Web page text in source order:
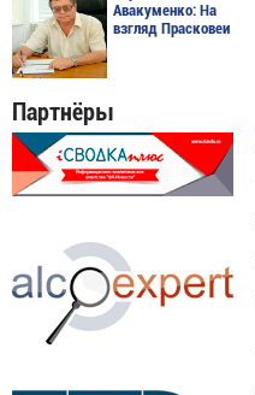
Авакуменко: На
взгляд Прасковеи
Партнёры